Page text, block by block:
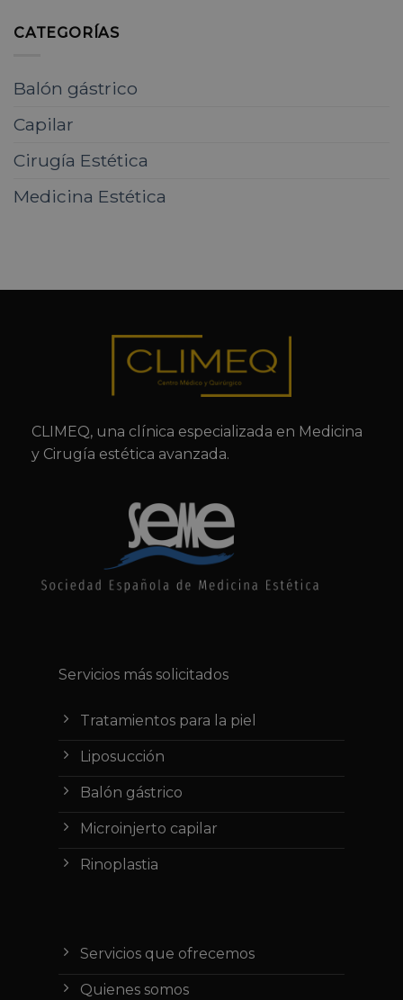
CATEGORÍAS
Balón gástrico
Capilar
Cirugía Estética
Medicina Estética
CLIMEQ, una clínica especializada en Medicina
y Cirugía estética avanzada.
Servicios más solicitados
Tratamientos para la piel
Liposucción
Balón gástrico
Microinjerto capilar
Rinoplastia
Servicios que ofrecemos
Quienes somos